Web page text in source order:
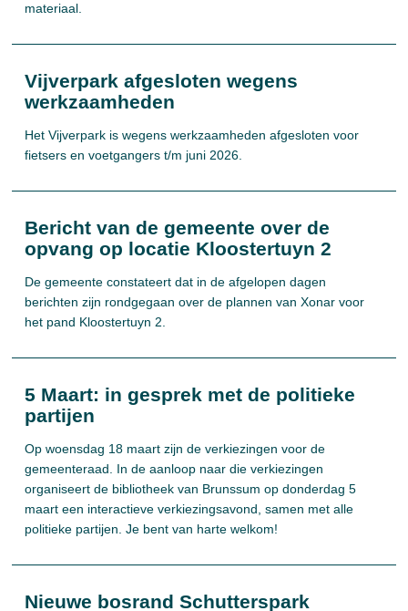
materiaal.
Vijverpark afgesloten wegens
werkzaamheden
Het Vijverpark is wegens werkzaamheden afgesloten voor
fietsers en voetgangers t/m juni 2026.
Bericht van de gemeente over de
opvang op locatie Kloostertuyn 2
De gemeente constateert dat in de afgelopen dagen
berichten zijn rondgegaan over de plannen van Xonar voor
het pand Kloostertuyn 2.
5 Maart: in gesprek met de politieke
partijen
Op woensdag 18 maart zijn de verkiezingen voor de
gemeenteraad. In de aanloop naar die verkiezingen
organiseert de bibliotheek van Brunssum op donderdag 5
maart een interactieve verkiezingsavond, samen met alle
politieke partijen. Je bent van harte welkom!
Nieuwe bosrand Schutterspark